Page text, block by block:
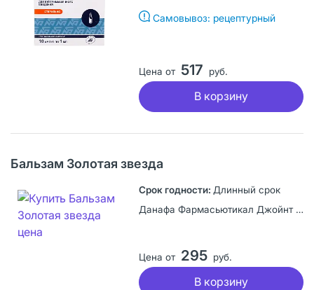
Самовывоз: рецептурный
Цена от 517 руб.
В корзину
Бальзам Золотая звезда
Длинный срок
Данафа Фармасьютикал Джойнт Сток Компани, Вьетнам
Цена от 295 руб.
В корзину